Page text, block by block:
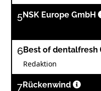
5NSK Europe GmbH
6Best of dentalfresh
Redaktion
7Rückenwind